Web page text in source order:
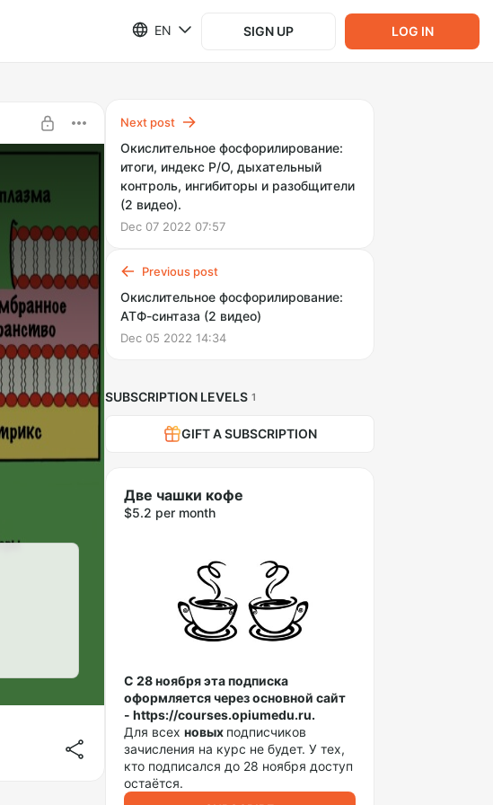
EN SIGN UP LOG IN
Next post
Окислительное фосфорилирование:
итоги, индекс P/O, дыхательный
контроль, ингибиторы и разобщители
(2 видео).
Dec 07 2022 07:57
Previous post
Окислительное фосфорилирование:
АТФ-синтаза (2 видео)
Dec 05 2022 14:34
SUBSCRIPTION LEVELS 1
GIFT A SUBSCRIPTION
Две чашки кофе
$5.2 per month
С 28 ноября эта подписка
оформляется через основной сайт
- https://courses.opiumedu.ru.
Для всех новых подписчиков
зачисления на курс не будет. У тех,
кто подписался до 28 ноября доступ
остаётся.